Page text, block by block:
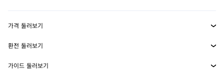
MetaMask Connect
Snaps
보안
가격 둘러보기
이더리움 가격
솔라나 가격
환전 둘러보기
ETH를 USD로 환전
가이드 둘러보기